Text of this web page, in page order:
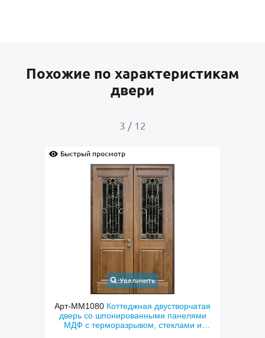
Похожие по характеристикам
двери
3 / 12
Быстрый просмотр
Увеличить
Арт-ММ1080 Коттеджная двустворчатая
дверь со шпонированными панелями
МДФ с терморазрывом, стеклами и